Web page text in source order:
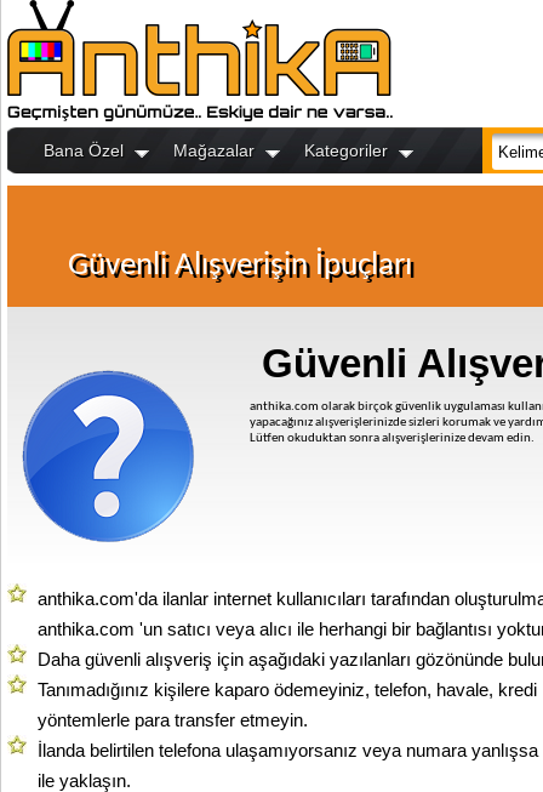
Bana Özel Mağazalar Kategoriler
Güvenli Alışverişin İpuçları
Güvenli
anthika.com olarak birçok güvenlik uygulaması
yapacağınız alışverişlerinizde sizleri korumak ve
Lütfen okuduktan sonra alışverişlerinize devam edin.
anthika.com'da ilanlar internet kullanıcıları tarafından
anthika.com 'un satıcı veya alıcı ile herhangi bir bağlantısı
Daha güvenli alışveriş için aşağıdaki yazılanları gözönünde
Tanımadığınız kişilere kaparo ödemeyiniz, telefon, havale, kredi
yöntemlerle para transfer etmeyin.
İlanda belirtilen telefona ulaşamıyorsanız veya numara
ile yaklaşın.